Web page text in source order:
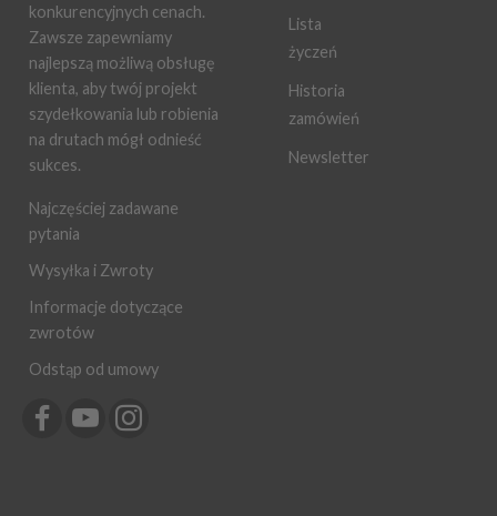
konkurencyjnych cenach.
Zawsze zapewniamy
najlepszą możliwą obsługę
klienta, aby twój projekt
szydełkowania lub robienia
na drutach mógł odnieść
sukces.
Najczęściej zadawane
pytania
Wysyłka i Zwroty
Informacje dotyczące
zwrotów
Odstąp od umowy
Lista
życzeń
Historia
zamówień
Newsletter